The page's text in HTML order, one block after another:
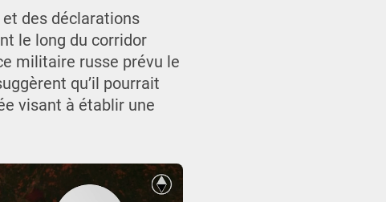
des déclarations
le long du corridor
militaire russe prévu le
qu’il pourrait
visant à établir une